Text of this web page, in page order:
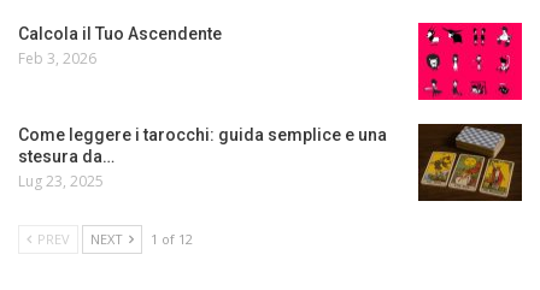
Calcola il Tuo Ascendente
Feb 3, 2026
Come leggere i tarocchi: guida semplice e una
stesura da…
Lug 23, 2025
PREV NEXT 1 of 12